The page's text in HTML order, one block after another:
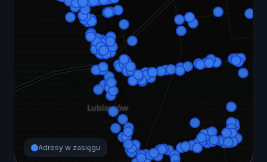
Adresy w zasięgu